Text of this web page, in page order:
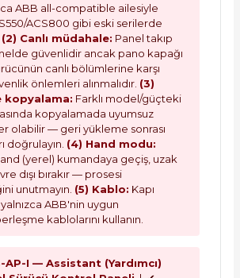
ABB all-compatible ailesiyle
ACS800 gibi eski serilerde
(2) Canlı müdahale: Panel takıp
güvenlidir ancak pano kapağı
canlı bölümlerine karşı
önlemleri alınmalıdır. (3)
kopyalama: Farklı model/güçteki
kopyalamada uyumsuz
olabilir — geri yükleme sonrası
doğrulayın. (4) Hand modu:
(yerel) kumandaya geçiş, uzak
dışı bırakır — prosesi
unutmayın. (5) Kablo: Kapı
ABB'nin uygun
kablolarını kullanın.
AP-I — Assistant (Yardımcı)